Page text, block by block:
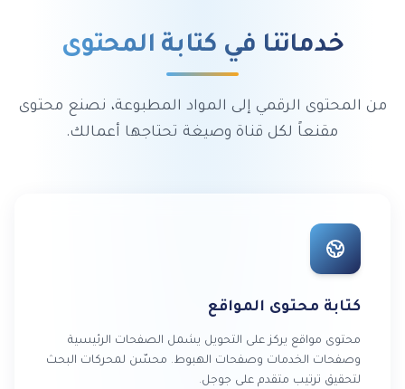
خدماتنا في كتابة المحتوى
من المحتوى الرقمي إلى المواد المطبوعة، نصنع محتوى
مقنعاً لكل قناة وصيغة تحتاجها أعمالك.
كتابة محتوى المواقع
محتوى مواقع يركز على التحويل يشمل الصفحات الرئيسية
وصفحات الخدمات وصفحات الهبوط. محسّن لمحركات البحث
لتحقيق ترتيب متقدم على جوجل.